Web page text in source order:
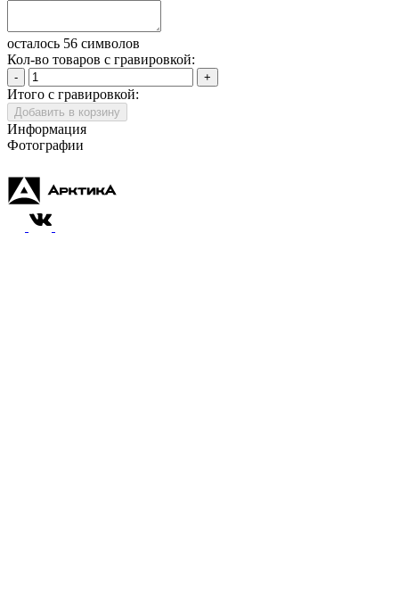
осталось 56 символов
Кол-во товаров с гравировкой:
- +
Итого с гравировкой:
Добавить в корзину
Информация
Фотографии